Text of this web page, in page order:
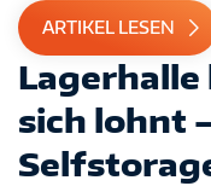
ARTIKEL LESEN
Lagerhalle
sich lohnt